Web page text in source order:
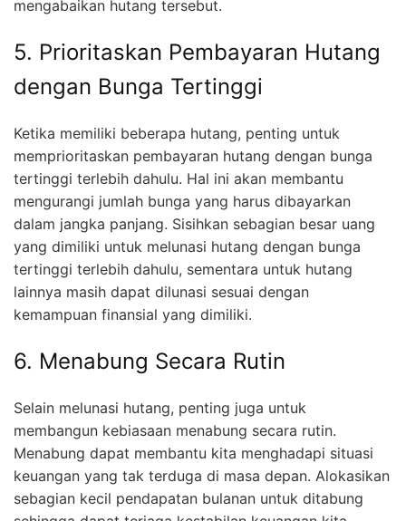
mengabaikan hutang tersebut.
5. Prioritaskan Pembayaran Hutang
dengan Bunga Tertinggi
Ketika memiliki beberapa hutang, penting untuk
memprioritaskan pembayaran hutang dengan bunga
tertinggi terlebih dahulu. Hal ini akan membantu
mengurangi jumlah bunga yang harus dibayarkan
dalam jangka panjang. Sisihkan sebagian besar uang
yang dimiliki untuk melunasi hutang dengan bunga
tertinggi terlebih dahulu, sementara untuk hutang
lainnya masih dapat dilunasi sesuai dengan
kemampuan finansial yang dimiliki.
6. Menabung Secara Rutin
Selain melunasi hutang, penting juga untuk
membangun kebiasaan menabung secara rutin.
Menabung dapat membantu kita menghadapi situasi
keuangan yang tak terduga di masa depan. Alokasikan
sebagian kecil pendapatan bulanan untuk ditabung